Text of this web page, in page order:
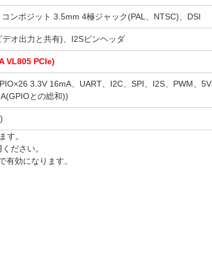
ンポジット 3.5mm 4極ジャック(PAL、NTSC)、DSI
オ出力と共有)、I2Sピンヘッダ
VL805 PCIe)
3.3V 16mA、UART、I2C、SPI、I2S、PWM、
との総和))
す。
ださい。
有効になります。